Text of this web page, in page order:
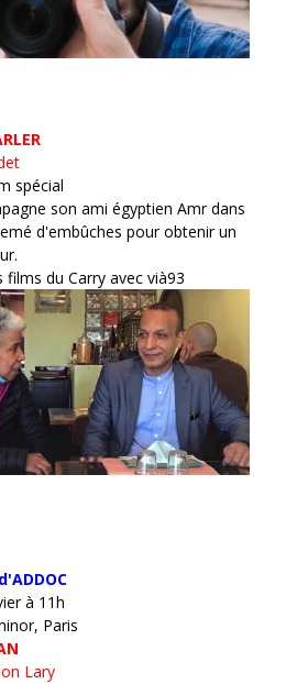
spécial
son ami égyptien Amr dans
d'embûches pour obtenir un
films du Carry avec vià93
à 11h
Paris
Lary